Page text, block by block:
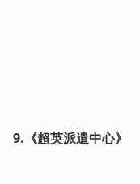
9.《超英派遣中心》